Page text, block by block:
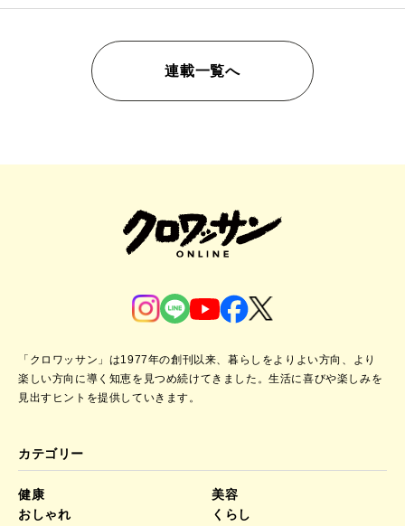
連載一覧へ
「クロワッサン」は1977年の創刊以来、暮らしをよりよい方向、より
楽しい方向に導く知恵を見つめ続けてきました。生活に喜びや楽しみを
見出すヒントを提供していきます。
カテゴリー
健康
美容
おしゃれ
くらし